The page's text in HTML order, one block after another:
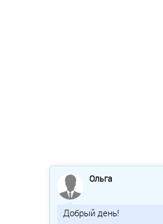
Ольга
Добрый день!